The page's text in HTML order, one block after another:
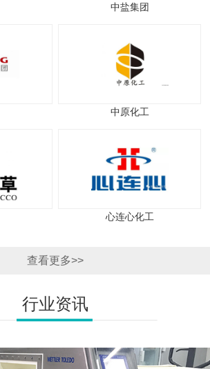
中盐集团
中原化工
心连心化工
查看更多>>
行业资讯